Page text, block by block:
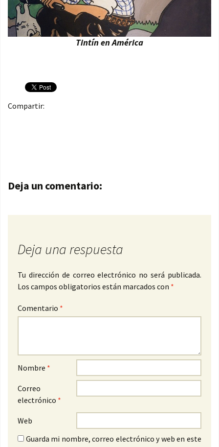
Tintín en América
Compartir:
Navegación de entradas
Deja un comentario:
Deja una respuesta
Tu dirección de correo electrónico no será publicada.
Los campos obligatorios están marcados con *
Comentario *
Nombre *
Correo
electrónico *
Web
Guarda mi nombre, correo electrónico y web en este